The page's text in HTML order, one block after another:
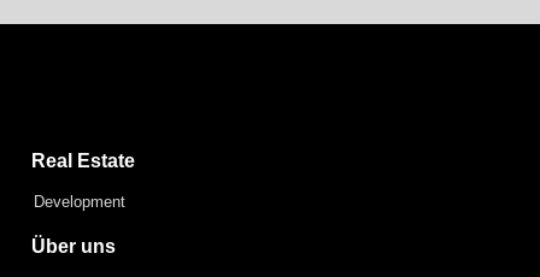
Real Estate
Development
Über uns